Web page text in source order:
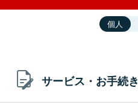
個人
サービス・お手続き